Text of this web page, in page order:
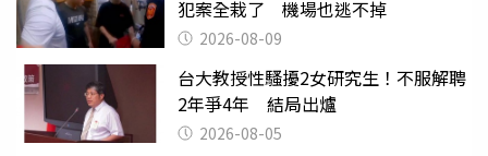
犯案全栽了 機場也逃不掉
2026-08-09
台大教授性騷擾2女研究生！不服解聘
2年爭4年 結局出爐
2026-08-05